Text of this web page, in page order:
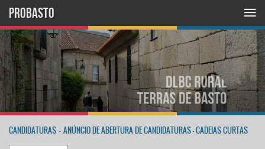
PROBASTO
CANDIDATURAS - ANÚNCIO DE ABERTURA DE CANDIDATURAS - CADEIAS CURTAS